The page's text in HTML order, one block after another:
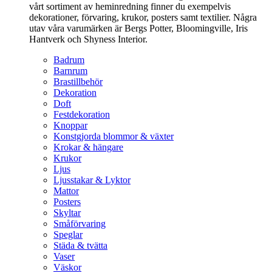
vårt sortiment av heminredning finner du exempelvis
dekorationer, förvaring, krukor, posters samt textilier. Några
utav våra varumärken är Bergs Potter, Bloomingville, Iris
Hantverk och Shyness Interior.
Badrum
Barnrum
Brastillbehör
Dekoration
Doft
Festdekoration
Knoppar
Konstgjorda blommor & växter
Krokar & hängare
Krukor
Ljus
Ljusstakar & Lyktor
Mattor
Posters
Skyltar
Småförvaring
Speglar
Städa & tvätta
Vaser
Väskor